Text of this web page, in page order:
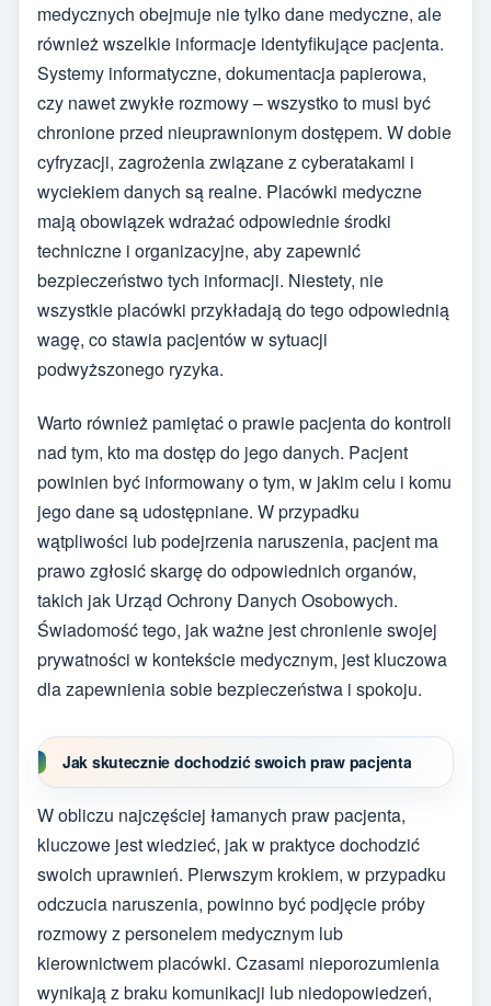
medycznych obejmuje nie tylko dane medyczne, ale
również wszelkie informacje identyfikujące pacjenta.
Systemy informatyczne, dokumentacja papierowa,
czy nawet zwykłe rozmowy – wszystko to musi być
chronione przed nieuprawnionym dostępem. W dobie
cyfryzacji, zagrożenia związane z cyberatakami i
wyciekiem danych są realne. Placówki medyczne
mają obowiązek wdrażać odpowiednie środki
techniczne i organizacyjne, aby zapewnić
bezpieczeństwo tych informacji. Niestety, nie
wszystkie placówki przykładają do tego odpowiednią
wagę, co stawia pacjentów w sytuacji
podwyższonego ryzyka.
Warto również pamiętać o prawie pacjenta do kontroli
nad tym, kto ma dostęp do jego danych. Pacjent
powinien być informowany o tym, w jakim celu i komu
jego dane są udostępniane. W przypadku
wątpliwości lub podejrzenia naruszenia, pacjent ma
prawo zgłosić skargę do odpowiednich organów,
takich jak Urząd Ochrony Danych Osobowych.
Świadomość tego, jak ważne jest chronienie swojej
prywatności w kontekście medycznym, jest kluczowa
dla zapewnienia sobie bezpieczeństwa i spokoju.
Jak skutecznie dochodzić swoich praw pacjenta
W obliczu najczęściej łamanych praw pacjenta,
kluczowe jest wiedzieć, jak w praktyce dochodzić
swoich uprawnień. Pierwszym krokiem, w przypadku
odczucia naruszenia, powinno być podjęcie próby
rozmowy z personelem medycznym lub
kierownictwem placówki. Czasami nieporozumienia
wynikają z braku komunikacji lub niedopowiedzeń,